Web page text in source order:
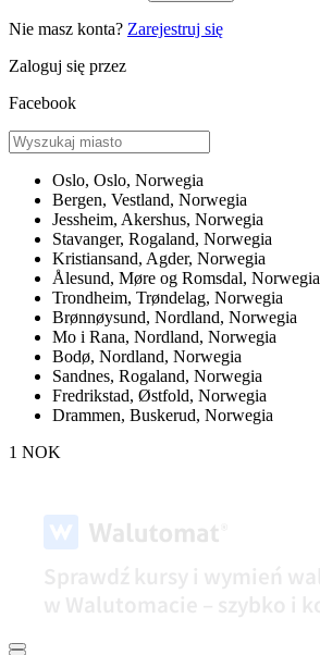
Nie masz konta? Zarejestruj się
Zaloguj się przez
Facebook
Oslo, Oslo, Norwegia
Bergen, Vestland, Norwegia
Jessheim, Akershus, Norwegia
Stavanger, Rogaland, Norwegia
Kristiansand, Agder, Norwegia
Ålesund, Møre og Romsdal, Norwegia
Trondheim, Trøndelag, Norwegia
Brønnøysund, Nordland, Norwegia
Mo i Rana, Nordland, Norwegia
Bodø, Nordland, Norwegia
Sandnes, Rogaland, Norwegia
Fredrikstad, Østfold, Norwegia
Drammen, Buskerud, Norwegia
1 NOK